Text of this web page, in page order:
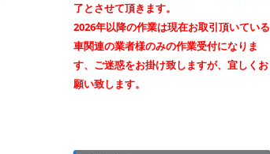
了とさせて頂きます。
2026年以降の作業は現在お取引頂いている
車関連の業者様のみの作業受付になりま
す、ご迷惑をお掛け致しますが、宜しくお
願い致します。